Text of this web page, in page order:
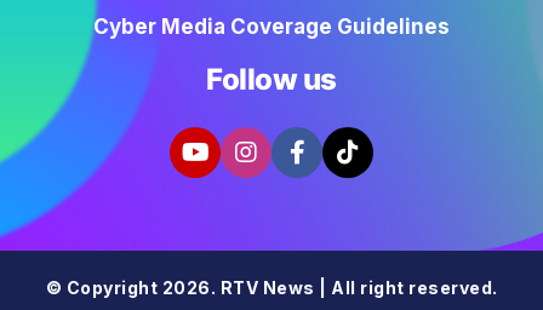
Cyber Media Coverage Guidelines
Follow us
© Copyright 2026. RTV News | All right reserved.